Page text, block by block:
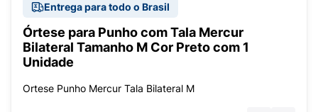
Entrega para todo o Brasil
Órtese para Punho com Tala Mercur
Bilateral Tamanho M Cor Preto com 1
Unidade
Ortese Punho Mercur Tala Bilateral M